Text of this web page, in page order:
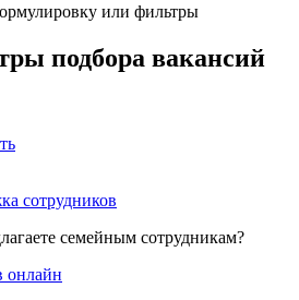
или фильтры
подбора вакансий
сотрудников
семейным сотрудникам?
онлайн